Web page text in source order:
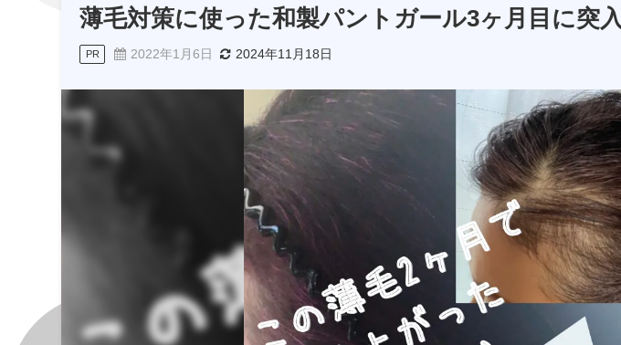
薄毛対策に使った和製パントガール3ヶ月目に突入
PR 2022年1月6日 2024年11月18日